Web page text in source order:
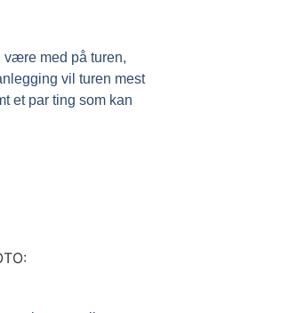
være med på turen,
vil turen mest
et par ting som kan